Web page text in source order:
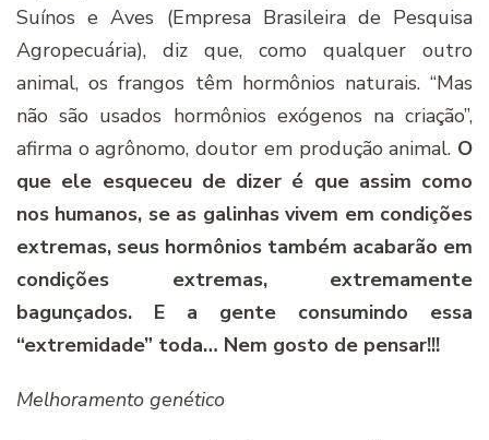
Suínos e Aves (Empresa Brasileira de Pesquisa
Agropecuária), diz que, como qualquer outro
animal, os frangos têm hormônios naturais. “Mas
não são usados hormônios exógenos na criação”,
afirma o agrônomo, doutor em produção animal. O
que ele esqueceu de dizer é que assim como
nos humanos, se as galinhas vivem em condições
extremas, seus hormônios também acabarão em
condições extremas, extremamente
bagunçados. E a gente consumindo essa
“extremidade” toda… Nem gosto de pensar!!!
Melhoramento genético